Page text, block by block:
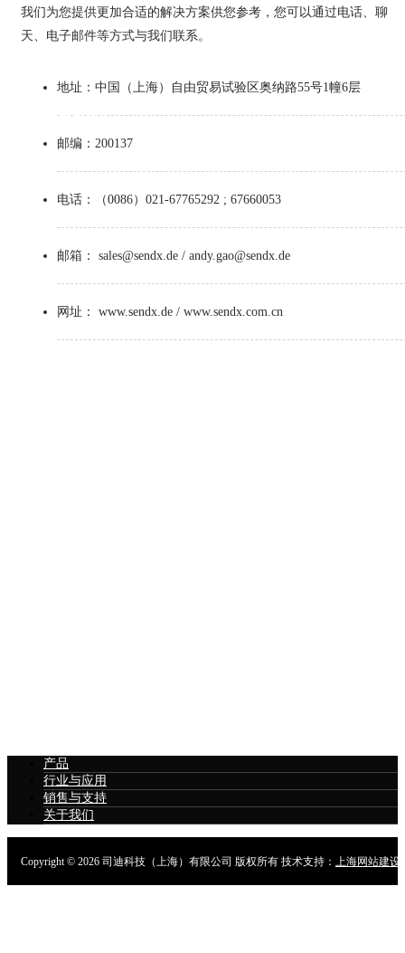
联系我们
我们为您提供更加合适的解决方案供您参考，您可以通过电话、聊
天、电子邮件等方式与我们联系。
地址：中国（上海）自由贸易试验区奥纳路55号1幢6层
邮编：200137
电话：（0086）021-67765292 ; 67660053
邮箱： sales@sendx.de / andy.gao@sendx.de
网址： www.sendx.de / www.sendx.com.cn
产品
行业与应用
销售与支持
关于我们
Copyright © 2026 司迪科技（上海）有限公司 版权所有 技术支持： 上海网站建设